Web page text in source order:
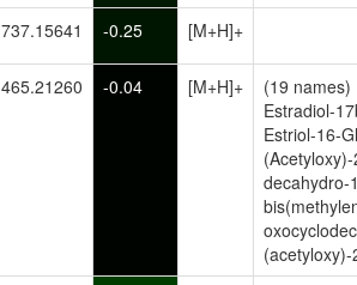
737.15641 -0.25 [M+H]+
465.21260 -0.04 [M+H]+
(19 names)
Estradiol-
Estriol-16-
decahydro-